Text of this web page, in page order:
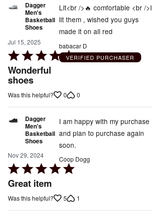
Dagger
Men's
Basketball
Shoes
Jul 15, 2025
Rated
5
out
Wonderful
shoes
Lit<br />🔥 comfortable <br />I
lit them , wished you guys
made it on all red
babacar D
VERIFIED PURCHASER
Was this helpful? 0 0
Dagger
Men's
Basketball
Shoes
Nov 29, 2024
Rated
5
of
Great item
I am happy with my purchase
and plan to purchase again
soon.
Coop Dogg
Was this helpful? 5 1